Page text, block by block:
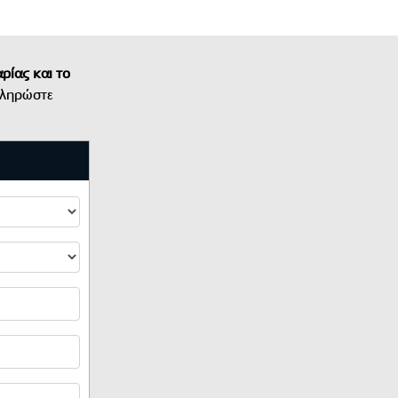
και το